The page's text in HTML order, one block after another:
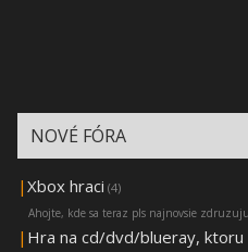
NOVÉ FÓRA
| Xbox hraci (4)
Ahojte, kde sa teraz pls najnovsie
| Hra na cd/dvd/blueray, ktoru